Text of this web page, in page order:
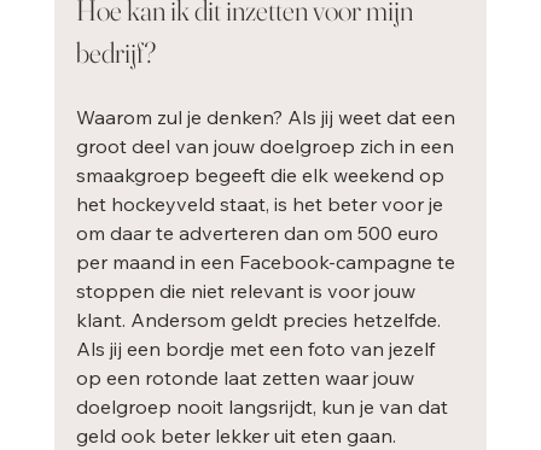
Hoe kan ik dit inzetten voor mijn
bedrijf?
Waarom zul je denken? Als jij weet dat een
groot deel van jouw doelgroep zich in een
smaakgroep begeeft die elk weekend op
het hockeyveld staat, is het beter voor je
om daar te adverteren dan om 500 euro
per maand in een Facebook-campagne te
stoppen die niet relevant is voor jouw
klant. Andersom geldt precies hetzelfde.
Als jij een bordje met een foto van jezelf
op een rotonde laat zetten waar jouw
doelgroep nooit langsrijdt, kun je van dat
geld ook beter lekker uit eten gaan.